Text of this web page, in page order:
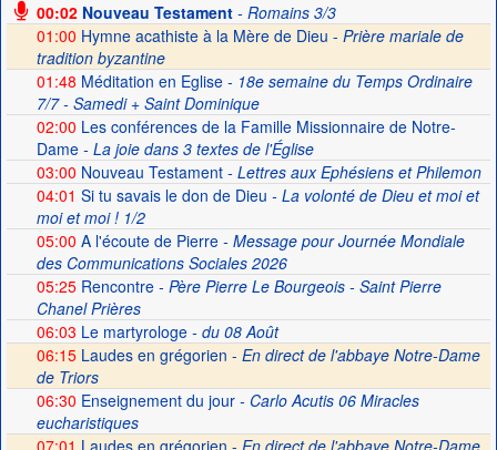
00:02Nouveau Testament- Romains 3/3
01:00 Hymne acathiste à la Mère de Dieu - Prière mariale de
tradition byzantine
01:48 Méditation en Eglise- 18e semaine du Temps Ordinaire
7/7 - Samedi + Saint Dominique
02:00 Les conférences de la Famille Missionnaire de Notre-
Dame- La joie dans 3 textes de l'Église
03:00 Nouveau Testament- Lettres aux Ephésiens et Philemon
04:01 Si tu savais le don de Dieu - La volonté de Dieu et moi et
moi et moi ! 1/2
05:00 A l'écoute de Pierre- Message pour Journée Mondiale
des Communications Sociales 2026
05:25Rencontre- Père Pierre Le Bourgeois - Saint Pierre
Chanel Prières
06:03 Le martyrologe- du 08 Août
06:15Laudes en grégorien - En direct de l'abbaye Notre-Dame
de Triors
06:30 Enseignement du jour- Carlo Acutis 06 Miracles
eucharistiques
07:01 Laudes en grégorien - En direct de l'abbaye Notre-Dame